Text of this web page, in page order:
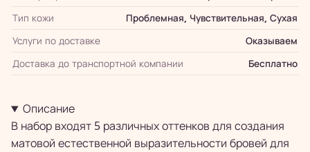
Тип кожи
Проблемная, Чувствительная, Сухая
Услуги по доставке
Оказываем
Доставка до транспортной компании
Бесплатно
Описание
В набор входят 5 различных оттенков для создания
матовой естественной выразительности бровей для